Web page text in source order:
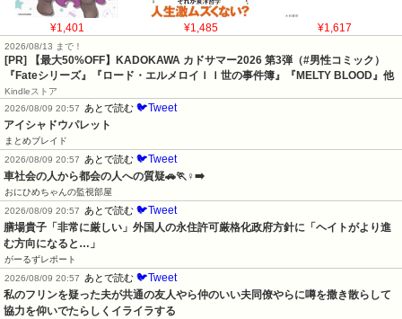
¥1,401 ¥1,485 ¥1,617
2026/08/13 まで！
[PR]
【最大50%OFF】KADOKAWA カドサマー2026 第3弾（#男性コミック）
『Fateシリーズ』『ロード・エルメロイＩＩ世の事件簿』『MELTY BLOOD』他
Kindleストア
2026/08/09 20:57
あとで読む 🐦Tweet
アイシャドウパレット
まとめブレイド
2026/08/09 20:57
あとで読む 🐦Tweet
車社会の人から都会の人への質疑🚗🏃♀️➡️
おにひめちゃんの監視部屋
2026/08/09 20:57
あとで読む 🐦Tweet
膳場貴子「非常に厳しい」外国人の永住許可厳格化政府方針に「ヘイトがより進
む方向になると…」
がーるずレポート
2026/08/09 20:57
あとで読む 🐦Tweet
私のフリンを疑った夫が共通の友人やら仲のいい夫同僚やらに噂を撒き散らして
協力を仰いでたらしくイライラする